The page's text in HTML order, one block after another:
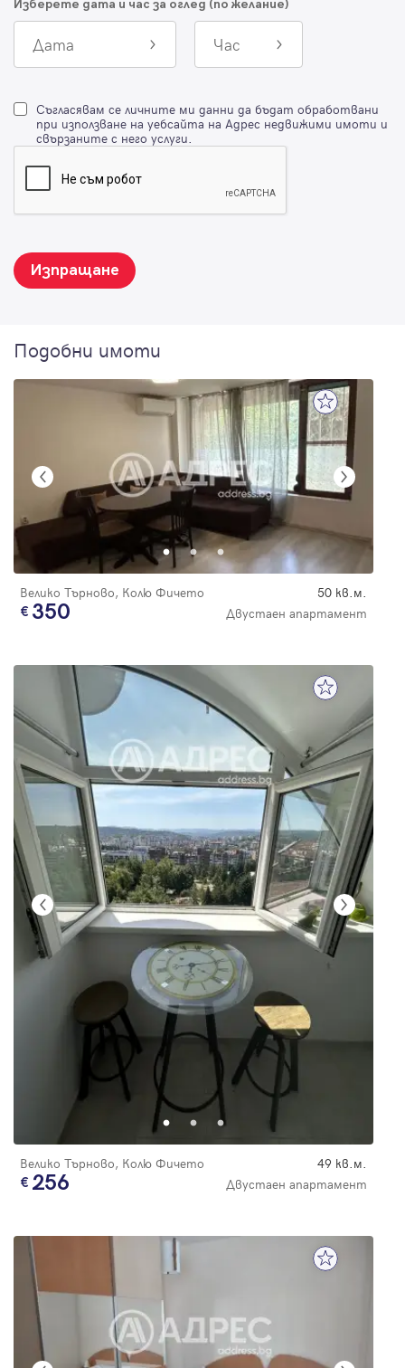
Изберете дата и час за оглед (по желание)
Дата Час
Съгласявам се личните ми данни да бъдат обработвани
при използване на уебсайта на Адрес недвижими имоти и
свързаните с него услуги.
Изпращане
Подобни имоти
Велико Търново, Колю Фичето 50 кв.м.
350 Двустаен апартамент
Велико Търново, Колю Фичето 49 кв.м.
256 Двустаен апартамент